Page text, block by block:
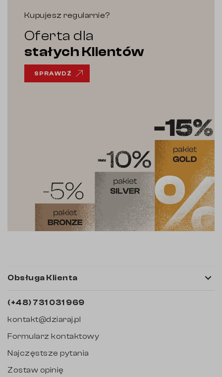
Kupujesz regularnie?
Oferta dla
stałych Klientów
SPRAWDŹ
Obsługa Klienta 
(+48) 731 031 969
kontakt@dziaraj.pl
Formularz kontaktowy
Najczęstsze pytania
Zostaw opinię